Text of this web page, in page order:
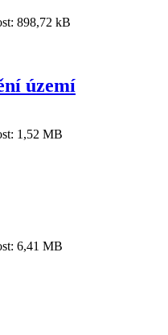
898,72 kB
území
1,52 MB
6,41 MB